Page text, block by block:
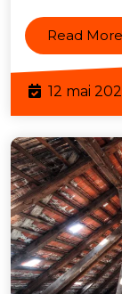
Read More
12 mai